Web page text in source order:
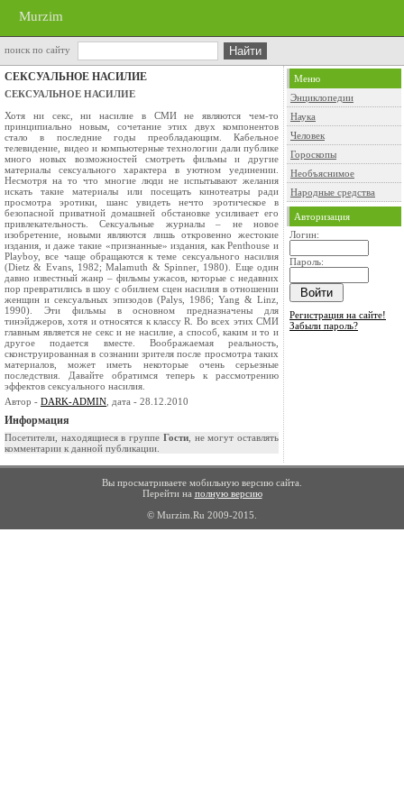
Murzim
поиск по сайту
СЕКСУАЛЬНОЕ НАСИЛИЕ
СЕКСУАЛЬНОЕ НАСИЛИЕ
Хотя ни секс, ни насилие в СМИ не являются чем-то
принципиально новым, сочетание этих двух компонентов
стало в последние годы преобладающим. Кабельное
телевидение, видео и компьютерные технологии дали публике
много новых возможностей смотреть фильмы и другие
материалы сексуального характера в уютном уединении.
Несмотря на то что многие люди не испытывают желания
искать такие материалы или посещать кинотеатры ради
просмотра эротики, шанс увидеть нечто эротическое в
безопасной приватной домашней обстановке усиливает его
привлекательность. Сексуальные журналы – не новое
изобретение, новыми являются лишь откровенно жестокие
издания, и даже такие «признанные» издания, как Penthouse и
Playboy, все чаще обращаются к теме сексуального насилия
(Dietz & Evans, 1982; Malamuth & Spinner, 1980). Еще один
давно известный жанр – фильмы ужасов, которые с недавних
пор превратились в шоу с обилием сцен насилия в отношении
женщин и сексуальных эпизодов (Palys, 1986; Yang & Linz,
1990). Эти фильмы в основном предназначены для
тинэйджеров, хотя и относятся к классу R. Во всех этих СМИ
главным является не секс и не насилие, а способ, каким и то и
другое подается вместе. Воображаемая реальность,
сконструированная в сознании зрителя после просмотра таких
материалов, может иметь некоторые очень серьезные
последствия. Давайте обратимся теперь к рассмотрению
эффектов сексуального насилия.
Автор - DARK-ADMIN , дата - 28.12.2010
Информация
Посетители, находящиеся в группе Гости, не могут оставлять
комментарии к данной публикации.
Меню
Энциклопедии
Наука
Человек
Гороскопы
Необъяснимое
Народные средства
Авторизация
Логин:
Пароль:
Регистрация на сайте!
Забыли пароль?
Вы просматриваете мобильную версию сайта.
Перейти на полную версию
© Murzim.Ru 2009-2015.